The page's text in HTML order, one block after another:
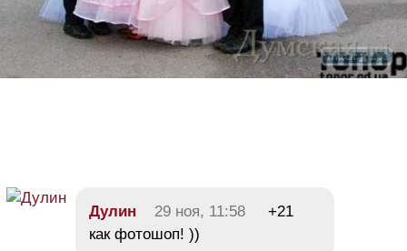
Дулин 29 ноя, 11:58
+21
как фотошоп! ))